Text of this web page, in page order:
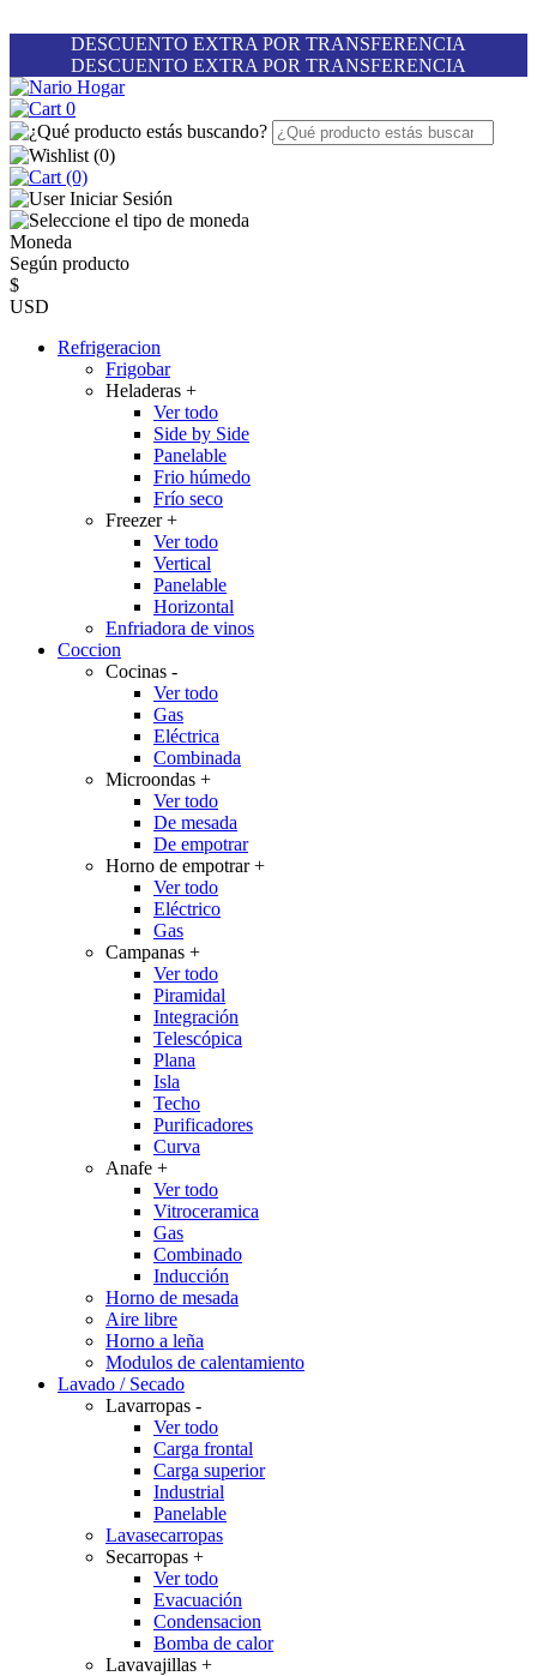
DESCUENTO EXTRA POR TRANSFERENCIA
DESCUENTO EXTRA POR TRANSFERENCIA
0
(0)
(0)
Iniciar Sesión
Moneda
Según producto
$
USD
Refrigeracion
Frigobar
Heladeras +
Ver todo
Side by Side
Panelable
Frio húmedo
Frío seco
Freezer+
Ver todo
Vertical
Panelable
Horizontal
Enfriadora de vinos
Coccion
Cocinas -
Ver todo
Gas
Eléctrica
Combinada
Microondas +
Ver todo
De mesada
De empotrar
Horno de empotrar+
Ver todo
Eléctrico
Gas
Campanas +
Ver todo
Piramidal
Integración
Telescópica
Plana
Isla
Techo
Purificadores
Curva
Anafe +
Ver todo
Vitroceramica
Gas
Combinado
Inducción
Horno de mesada
Aire libre
Horno a leña
Modulos de calentamiento
Lavado / Secado
Lavarropas -
Ver todo
Carga frontal
Carga superior
Industrial
Panelable
Lavasecarropas
Secarropas +
Ver todo
Evacuación
Condensacion
Bomba de calor
Lavavajillas +